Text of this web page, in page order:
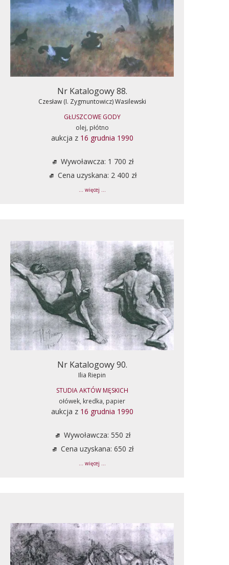
Nr Katalogowy 88.
Czesław (I. Zygmuntowicz) Wasilewski
GŁUSZCOWE GODY
olej, płótno
aukcja z 16 grudnia 1990
Wywoławcza: 1 700 zł
Cena uzyskana: 2 400 zł
... więcej ...
Nr Katalogowy 90.
Ilia Riepin
STUDIA AKTÓW MĘSKICH
ołówek, kredka, papier
aukcja z 16 grudnia 1990
Wywoławcza: 550 zł
Cena uzyskana: 650 zł
... więcej ...